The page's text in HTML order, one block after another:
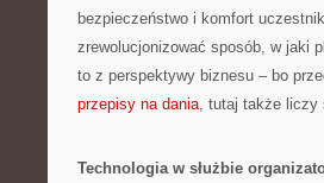
bezpieczeństwo i komfort
zrewolucjonizować sposób, w jaki
to z perspektywy biznesu – bo
przepisy na dania, tutaj także liczy
Technologia w służbie